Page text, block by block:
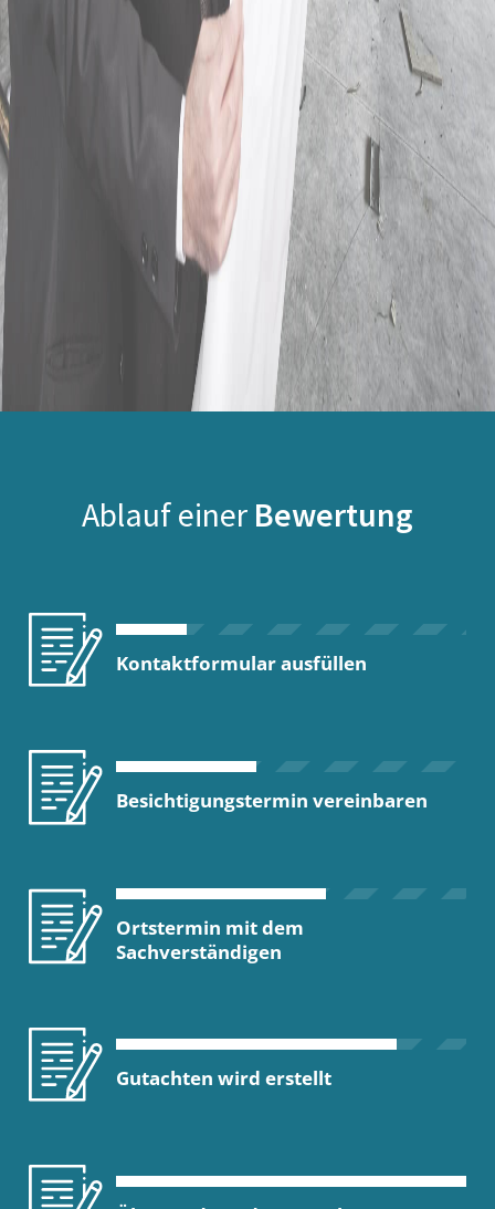
Ablauf einer Bewertung
Kontaktformular ausfüllen
Besichtigungstermin vereinbaren
Ortstermin mit dem
Sachverständigen
Gutachten wird erstellt